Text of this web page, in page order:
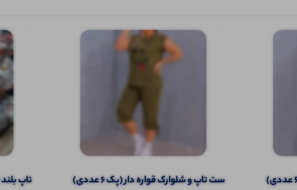
ست تاپ و شلوارک قواره دار (پک 6 عددی) تاپ بلند